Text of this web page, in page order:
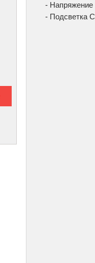
- Напряжение
- Подсветка